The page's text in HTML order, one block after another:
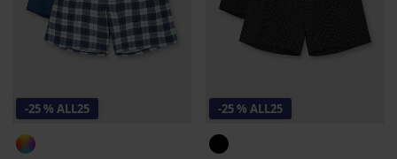
-25 % ALL25 -25 % ALL25